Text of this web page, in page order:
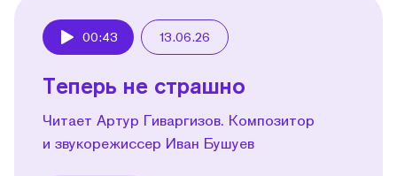
00:43 13.06.26
Теперь не страшно
Читает Артур Гиваргизов. Композитор
и звукорежиссер Иван Бушуев